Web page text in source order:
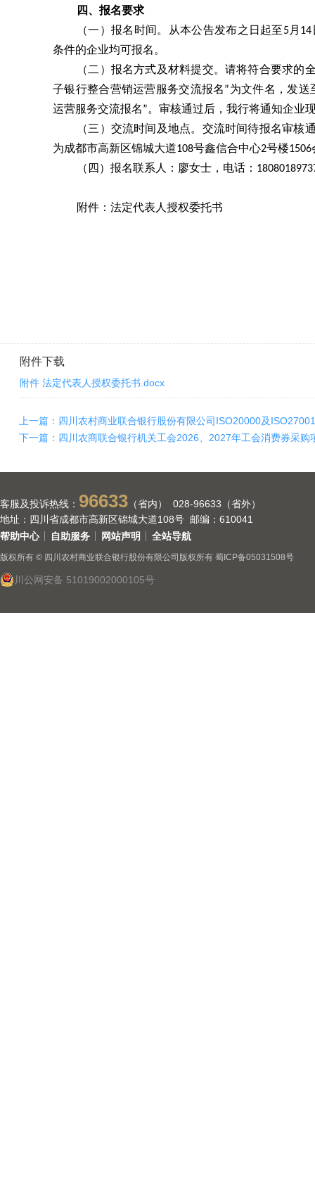
四、报名要求
（一）报名时间。从本公告发布之日起至5月
条件的企业均可报名。
（二）报名方式及材料提交。请将符合要求的
子银行整合营销运营服务交流报名”为文件名，发
运营服务交流报名”。审核通过后，我行将通知企业
（三）交流时间及地点。交流时间待报名审核
为成都市高新区锦城大道108号鑫信合中心2号楼
（四）报名联系人：廖女士，电话：
附件：法定代表人授权委托书
附件下载
附件 法定代表人授权委托书.docx
上一篇：四川农村商业联合银行股份有限公司ISO20000及
下一篇：四川农商联合银行机关工会2026、2027年工会消费券采购
客服及投诉热线： 96633 （省内） 028-96633（省外）
地址：四川省成都市高新区锦城大道108号 邮编：610041
帮助中心
自助服务 网站声明 全站导航
版权所有 © 四川农村商业联合银行股份有限公司版权所有 蜀ICP备05031508号
川公网安备 51019002000105号